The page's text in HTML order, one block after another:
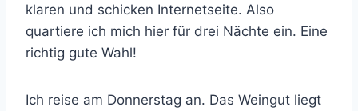
klaren und schicken Internetseite. Also
quartiere ich mich hier für drei Nächte ein. Eine
richtig gute Wahl!
Ich reise am Donnerstag an. Das Weingut liegt